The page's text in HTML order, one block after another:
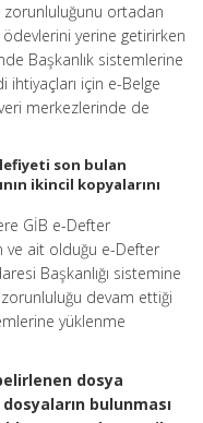
ortadan
yerine getirirken
Başkanlık sistemlerine
ihtiyaçları için e-Belge
merkezlerinde de
son bulan
ikincil kopyalarını
GİB e-Defter
ve ait olduğu e-Defter
Başkanlığı sistemine
devam ettiği
yüklenme
dosya
bulunması